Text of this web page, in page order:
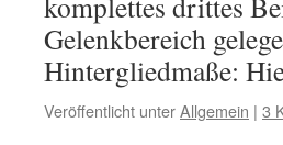
Gelenkbereich
Hintergliedmaße:
Veröffentlicht unterAllgemein | 3